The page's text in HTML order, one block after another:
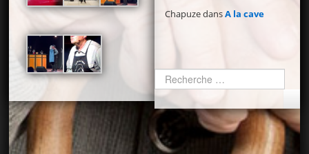
ChapuzedansA la cave